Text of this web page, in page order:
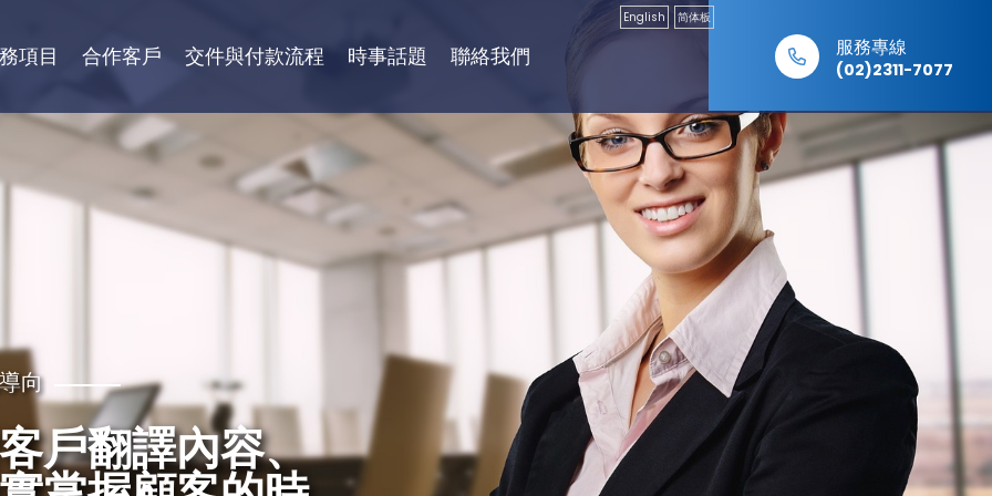
項目 合作客戶 交件與付款流程 時事話題 聯絡我們
English 简体板
服務專線
(02)2311-7077
向
戶翻譯內容、
求，秉持更好
保證，獲得各